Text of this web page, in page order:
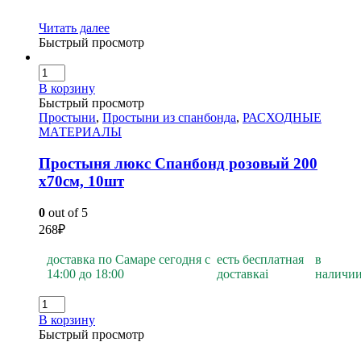
Читать далее
Быстрый просмотр
В корзину
Быстрый просмотр
Простыни, Простыни из спанбонда, РАСХОДНЫЕ
МАТЕРИАЛЫ
Простыня люкс Спанбонд розовый 200
х70см, 10шт
0 out of 5
268₽
доставка по Самаре сегодня с
14:00 до 18:00
есть бесплатная
доставкаi
в
В корзину
Быстрый просмотр